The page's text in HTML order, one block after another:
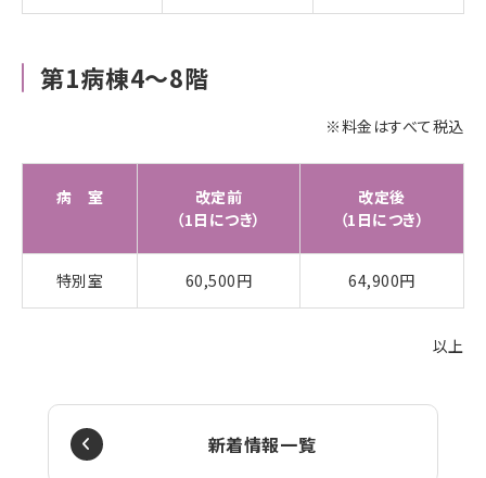
第1病棟4～8階
※料金はすべて税込
病 室
改定前
（1日につき）
改定後
（1日につき）
特別室 60,500円 64,900円
以上
新着情報一覧